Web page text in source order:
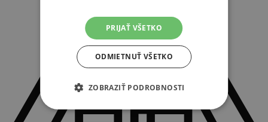
PRIJAŤ VŠETKO
ODMIETNUŤ VŠETKO
ZOBRAZIŤ PODROBNOSTI